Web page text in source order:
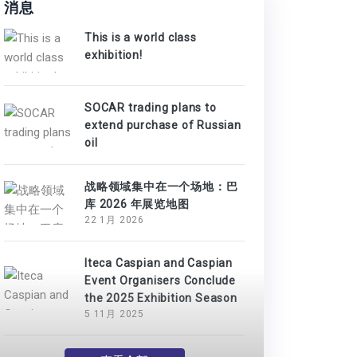
消息
This is a world class
exhibition!
SOCAR trading plans to
extend purchase of Russian
oil
战略领域集中在一个场地：巴
库 2026 年展览地图
22 1月 2026
Iteca Caspian and Caspian
Event Organisers Conclude
the 2025 Exhibition Season
5 11月 2025